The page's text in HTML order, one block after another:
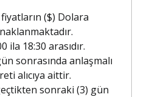
($) Dolara
ila 18:30 arasıdır.
sonrasında anlaşmalı
alıcıya aittir.
sonraki (3) gün